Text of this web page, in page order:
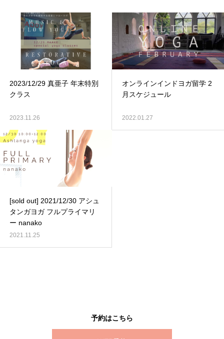
2023/12/29 真亜子 年末特別
クラス
2023.11.26
オンラインインドヨガ留学 2
月スケジュール
2022.01.27
[sold out] 2021/12/30 アシュ
タンガヨガ フルプライマリ
ー nanako
2021.11.25
予約はこちら